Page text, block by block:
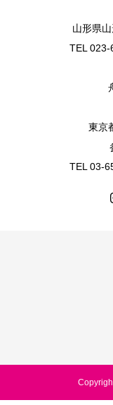
山形県
TEL
東京
TEL 03-